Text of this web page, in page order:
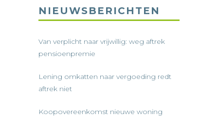
NIEUWSBERICHTEN
Van verplicht naar vrijwillig: weg aftrek
pensioenpremie
Lening omkatten naar vergoeding redt
aftrek niet
Koopovereenkomst nieuwe woning